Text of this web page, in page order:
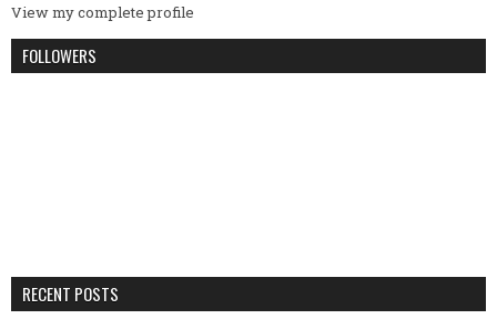
View my complete profile
FOLLOWERS
RECENT POSTS